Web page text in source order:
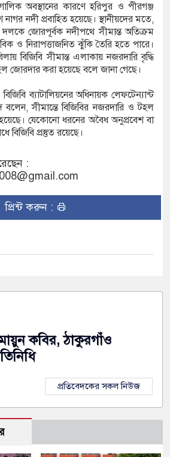
অবস্থানের কারণে হরিপুর ও পীরগঞ্জ
নদী প্রবাহিত হয়েছে। স্থানীয়দের মতে,
জোরপূর্বক নদীপথে সীমান্ত অতিক্রম
ও নিরাপত্তাজনিত ঝুঁকি তৈরি হতে পারে।
বিজিবি সীমান্ত এলাকায় নজরদারি বৃদ্ধি
জোরদার করা হয়েছে বলে জানা গেছে।
ব্যাটালিয়নের অধিনায়ক লেফটেন্যান্ট
সীমান্তে বিজিবির নজরদারি ও টহল
যেকোনো ধরনের অবৈধ অনুপ্রবেশ বা
বিজিবি প্রস্তুত রয়েছে।
:
প্রিন্ট করুন :
কবির, ঠাকুরগাঁও
প্রতিবেদকের সকল নিউজ